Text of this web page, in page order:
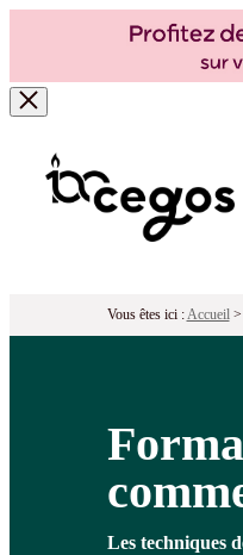
Vous êtes ici :Accueil>
Les techniques
Formation
Pour qui ?